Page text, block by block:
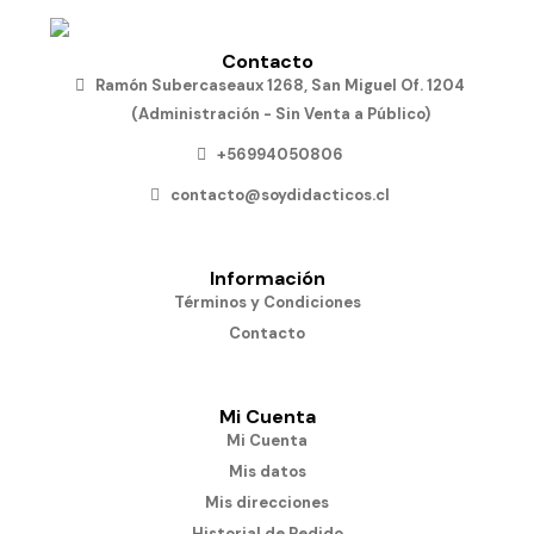
Contacto
Ramón Subercaseaux 1268, San Miguel Of. 1204
(Administración - Sin Venta a Público)
+56994050806
contacto@soydidacticos.cl
Información
Términos y Condiciones
Contacto
Mi Cuenta
Mi Cuenta
Mis datos
Mis direcciones